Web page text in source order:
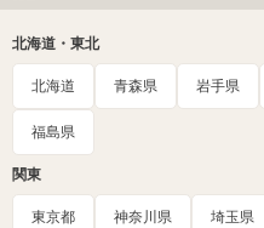
北海道・東北
北海道 青森県 岩手県
福島県
関東
東京都 神奈川県 埼玉県